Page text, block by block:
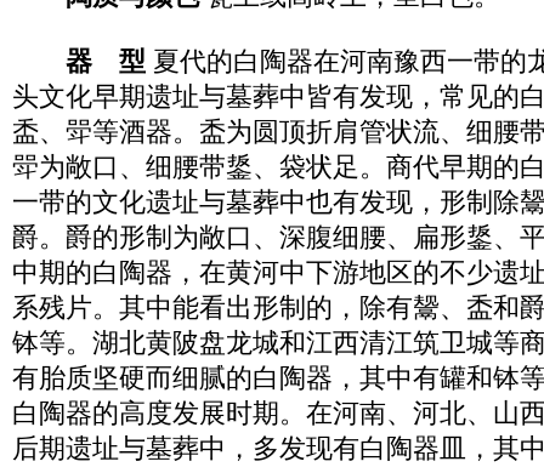
器 型 夏代的白陶器在河南豫西一带的
头文化早期遗址与墓葬中皆有发现，常见的
盉、斝等酒器。盉为圆顶折肩管状流、细腰
斝为敞口、细腰带鋬、袋状足。商代早期的
一带的文化遗址与墓葬中也有发现，形制除
爵。爵的形制为敞口、深腹细腰、扁形鋬、
中期的白陶器，在黄河中下游地区的不少遗
系残片。其中能看出形制的，除有鬶、盉和
钵等。湖北黄陂盘龙城和江西清江筑卫城等
有胎质坚硬而细腻的白陶器，其中有罐和钵
白陶器的高度发展时期。在河南、河北、山
后期遗址与墓葬中，多发现有白陶器皿，其